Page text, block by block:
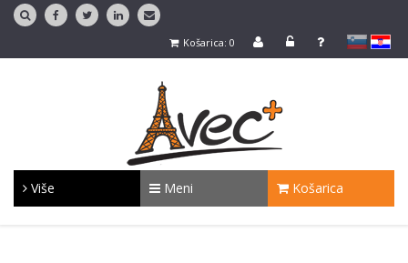
slovenskoHrvaško
Košarica: 0
Više Meni Košarica